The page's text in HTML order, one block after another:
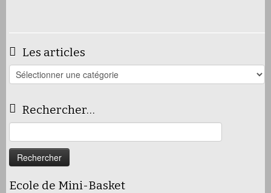
Les articles
Les
articles
Rechercher…
Ecole de Mini-Basket